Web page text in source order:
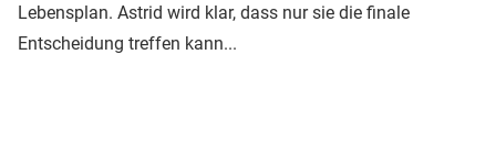
Lebensplan. Astrid wird klar, dass nur sie die finale
Entscheidung treffen kann...